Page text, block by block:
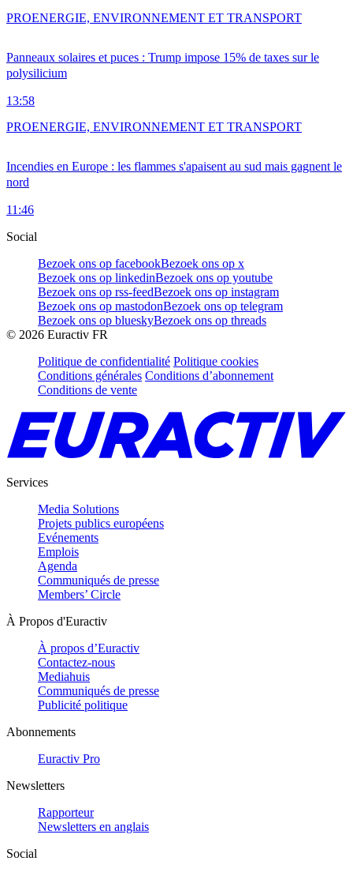
Panneaux solaires et puces : Trump impose 15% de taxes sur le
polysilicium
13:58
PROENERGIE, ENVIRONNEMENT ET TRANSPORT
Incendies en Europe : les flammes s'apaisent au sud mais gagnent le
nord
11:46
PROENERGIE, ENVIRONNEMENT ET TRANSPORT
Social
Bezoek ons op facebookBezoek ons op x
Bezoek ons op linkedinBezoek ons op youtube
Bezoek ons op rss-feedBezoek ons op instagram
Bezoek ons op mastodonBezoek ons op telegram
Bezoek ons op blueskyBezoek ons op threads
© 2026 Euractiv FR
Politique de confidentialité Politique cookies
Conditions générales Conditions d’abonnement
Conditions de vente
Services
Media Solutions
Projets publics européens
Evénements
Emplois
Agenda
Communiqués de presse
Members’ Circle
À Propos d'Euractiv
À propos d’Euractiv
Contactez-nous
Mediahuis
Communiqués de presse
Publicité politique
Abonnements
Euractiv Pro
Newsletters
Rapporteur
Newsletters en anglais
Social